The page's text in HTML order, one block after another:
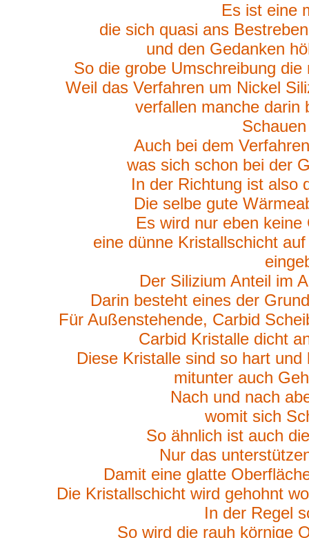
Es ist eine
die sich quasi ans
und den Gedanken
So die grobe Umschreibung
Weil das Verfahren um Nickel
verfallen manche darin
Auch bei dem
was sich schon bei der
In der Richtung ist also
Die selbe gute
Es wird nur eben
eine dünne Kristallschicht
Der Silizium Anteil im
Darin besteht eines der
Für Außenstehende, Carbid
Carbid Kristalle dicht
Diese Kristalle sind so hart
mitunter auch
Nach und nach
womit sich
So ähnlich ist auch
Nur das
Damit eine glatte
Die Kristallschicht wird gehohnt
In der Regel
So wird die rauh körnige